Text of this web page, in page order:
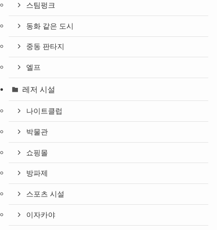
스팀펑크
동화 같은 도시
중동 판타지
엘프
레저 시설
나이트클럽
박물관
쇼핑몰
방파제
스포츠 시설
이자카야